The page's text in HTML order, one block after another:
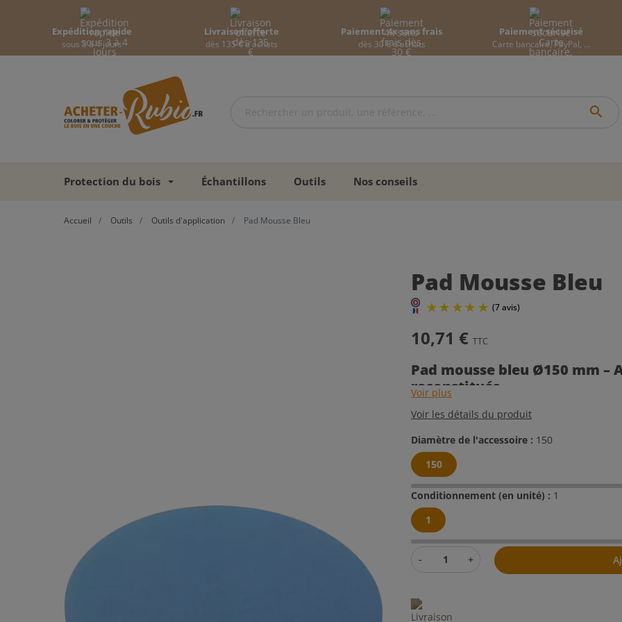
Expédition rapide
sous 3 à 4 jours
Livraison offerte
dès 135 € d'achats
Paiement 4x sans frais
dès 30 € d'achats
Paiement sécurisé
Carte bancaire, PayPal, ...
search
Protection du bois Échantillons Outils Nos conseils
Accueil Outils Outils d'application Pad Mousse Bleu
Pad Mousse Bleu
10,71 € TTC
Pad mousse bleu Ø150 mm –
reconstitués
Voir plus
Voir les détails du produit
Diamètre de l'accessoire : 150
150
Conditionnement (en unité) : 1
1
- +